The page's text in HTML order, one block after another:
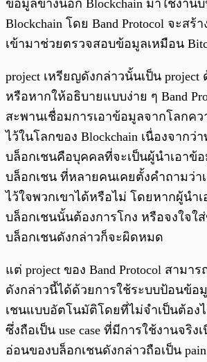
ข้อมูลข้างนอก Blockchain มาใช้งาน
Blockchain โดย Band Protocol จะสร้
เข้ามาช่วยตรวจสอบข้อมูลเหมือน
project เหรียญดังกล่าวนั้นเป็น project
หรือหากให้อธิบายแบบง่าย ๆ Band
สะพานเชื่อมการเอาข้อมูลจากโลกคว
ไว้ในโลกของ Blockchain เนื่องจาก
บล็อกเชนคือบุคคลที่จะเป็นผู้นำเอาข้
บล็อกเชน ที่หลายคนเคยตั้งคำถามว่า
ไว้ใจพวกเขาได้หรือไม่ โดยหากผู้นำ
บล็อกเชนนั้นต้องการโกง หรือจงใจ
บล็อกเชนดังกล่าวก็จะผิดหมด
แต่ project ของ Band Protocol สาม
ดังกล่าวนี้ได้ด้วยการใช้ระบบป้อนข้อ
เชนแบบอัตโนมัติโดยที่ไม่จำเป็นต้อง
ซึ่งถือเป็น use case ที่มีการใช้งานจริง
อ่อนของบล็อกเชนดังกล่าวถือเป็น